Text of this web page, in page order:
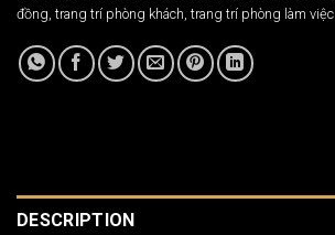
đồng trang trí phòng khách trang trí phòng làm việc
DESCRIPTION